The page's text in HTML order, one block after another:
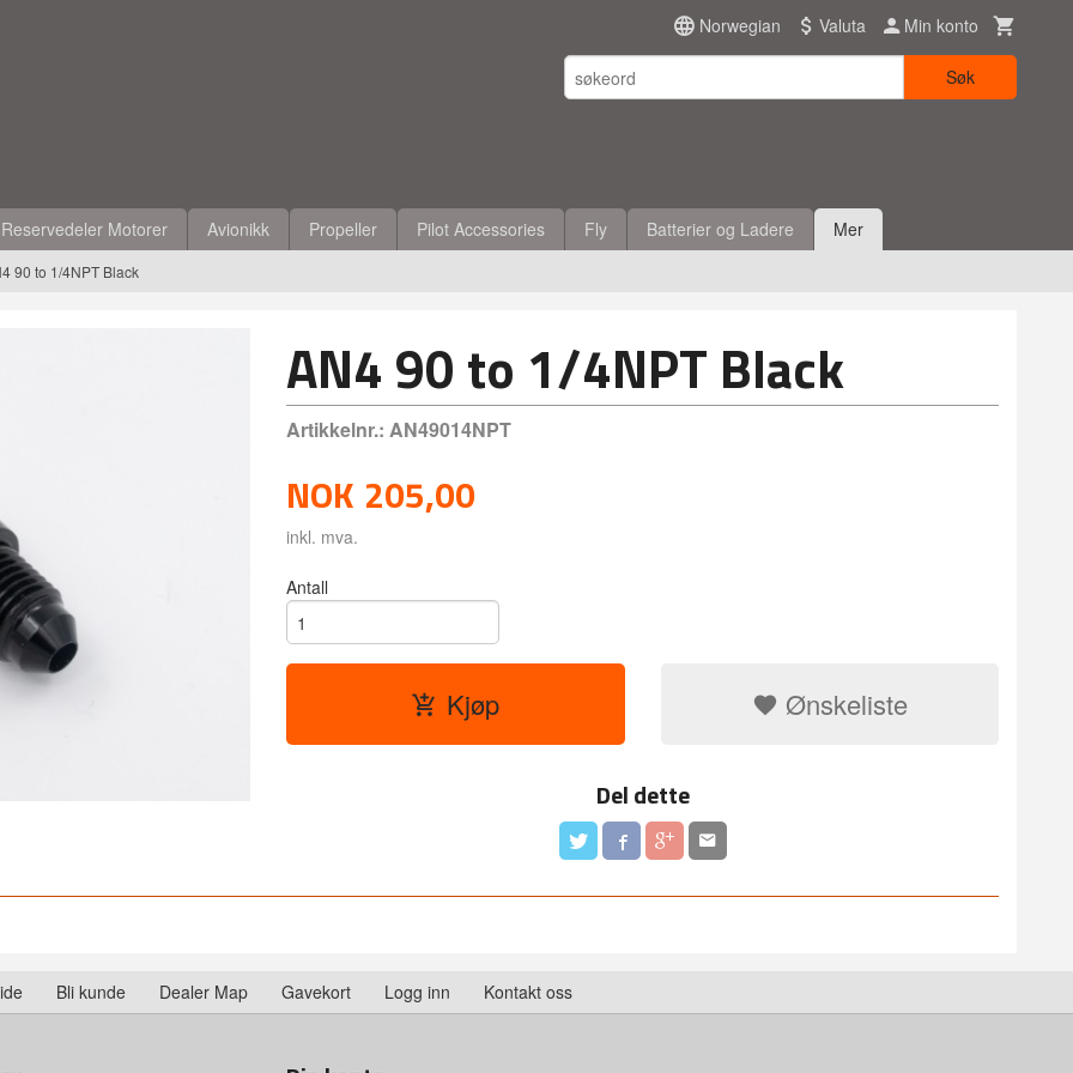
Norwegian Valuta Min konto
Søk
Reservedeler Motorer Avionikk Propeller Pilot Accessories Fly Batterier og Ladere Mer
90 to 1/4NPT Black
AN4 90 to 1/4NPT Black
Artikkelnr.: AN49014NPT
NOK 205,00
inkl. mva.
Antall
Kjøp Ønskeliste
Del dette
Bli kunde Dealer Map Gavekort Logg inn Kontakt oss